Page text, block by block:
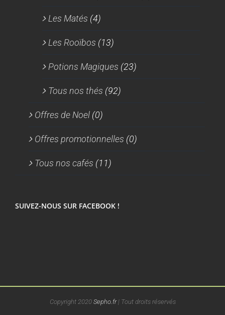
Les Matés (4)
Les Rooïbos (13)
Potions Magiques (23)
Tous nos thés (92)
Offres de Noel (0)
Offres promotionnelles (0)
Tous nos cafés (11)
SUIVEZ-NOUS SUR FACEBOOK !
Copyright 2020 Sepho.fr| Tout droits réservés